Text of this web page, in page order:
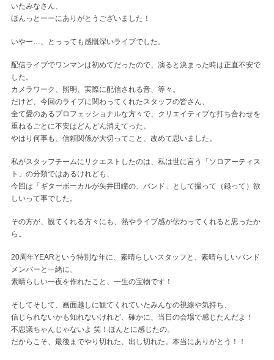
いたみなさん、
ほんっとーーにありがとうございました！
いやー…、とっっても感慨深いライブでした。
配信ライブでワンマンは初めてだったので、演ると決まった時は正直不安で
した。
カメラワーク、照明、実際に配信される音、等々。
だけど、今回のライブに関わってくれたスタッフの皆さん、
全て愛のあるプロフェッショナルな方々で、クリエイティブな打ち合わせを
重ねるごとに不安はどんどん消えてった。
やはり何事も、信頼関係が大切ってこと、改めて思いました。
私がスタッフチームにリクエストしたのは、私は世に言う「ソロアーティス
ト」の分類ではあるけれども、
今回は「ギターボーカルが矢井田瞳の、バンド」として撮って（録って）欲
しいって事でした。
その方が、観てくれる方々にも、熱やライブ感が伝わってくれると思ったか
ら。
20周年YEARという特別な年に、素晴らしいスタッフと、素晴らしいバンド
メンバーと一緒に、
素晴らしい一夜を作れたこと、一生の宝物です！
そしてそして、画面越しに観てくれていたみんなの視線や気持ち、
信じられないかも知れないけれど、確かに、当日の会場で感じたんだよ！
不思議ちゃんじゃないよ 笑！ほんとに感じたの。
だからこそ、最後までやり切れた、出し切れた。本当にありがとう！！